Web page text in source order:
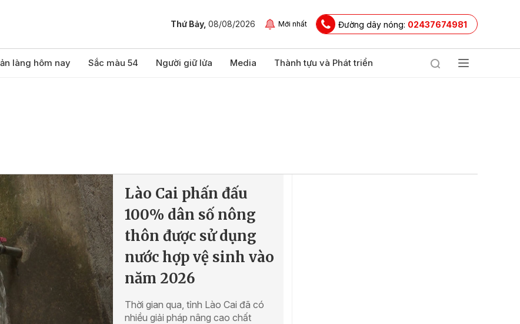
Thứ Bảy, 08/08/2026 Mới nhất Đường dây nóng: 02437674981
làng hôm nay Sắc màu 54 Người giữ lửa Media Thành tựu và Phát triển
Lào Cai phấn đấu
100% dân số nông
thôn được sử dụng
nước hợp vệ sinh vào
năm 2026
Thời gian qua, tỉnh Lào Cai đã có
nhiều giải pháp nâng cao chất